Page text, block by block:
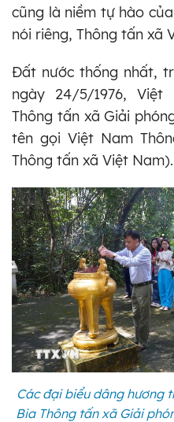
cũng là niềm tự hào
nói riêng, Thông tấn xã
Đất nước thống nhất,
ngày 24/5/1976,
Thông tấn xã Giải
tên gọi Việt Nam
Thông tấn xã Việt Nam).
Các đại biểu dâng hương
Bia Thông tấn xã Giải